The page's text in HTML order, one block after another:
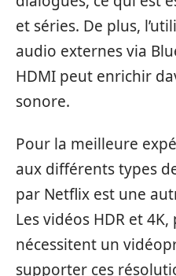
et séries. De plus,
audio externes via
HDMI peut enrichir
sonore.
Pour la meilleure
aux différents types
par Netflix est une
Les vidéos HDR et
nécessitent un
supporter ces